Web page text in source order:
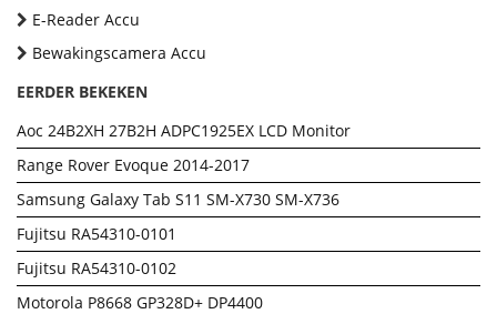
E-Reader Accu
Bewakingscamera Accu
EERDER BEKEKEN
Aoc 24B2XH 27B2H ADPC1925EX LCD Monitor
Range Rover Evoque 2014-2017
Samsung Galaxy Tab S11 SM-X730 SM-X736
Fujitsu RA54310-0101
Fujitsu RA54310-0102
Motorola P8668 GP328D+ DP4400